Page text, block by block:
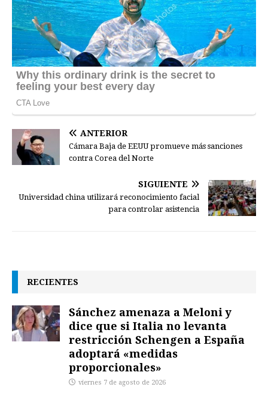
ANTERIOR
Cámara Baja de EEUU promueve más sanciones
contra Corea del Norte
SIGUIENTE
Universidad china utilizará reconocimiento facial
para controlar asistencia
RECIENTES
Sánchez amenaza a Meloni y
dice que si Italia no levanta
restricción Schengen a España
adoptará «medidas
proporcionales»
viernes 7 de agosto de 2026